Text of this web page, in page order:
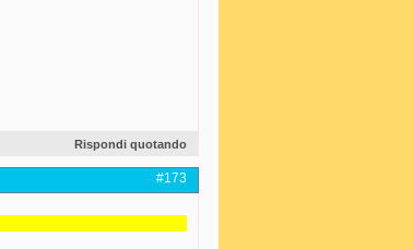
Rispondi quotando
#173